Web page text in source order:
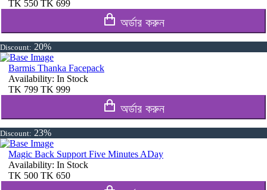
TK 550 TK 699
অর্ডার করুন
Discount: 20%
Barmis Thanka Facepack
Availability: In Stock
TK 799 TK 999
অর্ডার করুন
Discount: 23%
Magic Back Support Five Minutes ADay
Availability: In Stock
TK 500 TK 650